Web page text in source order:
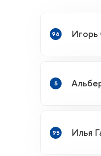
96 Игорь
5
95 Илья